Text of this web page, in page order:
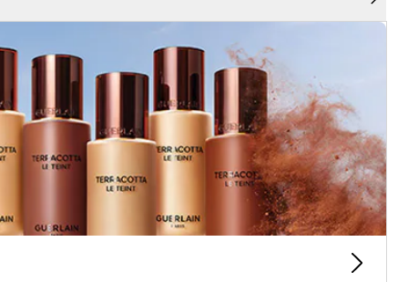
durée.
: 3 intensités, Clair, Moyen, Foncé déclinées
comme les pomettes, l'arrête du nez et le
tout en réchauffant délicatement le teint. »
à l'intégrité et la sensorialité de la formule.
chez SEPHORA.